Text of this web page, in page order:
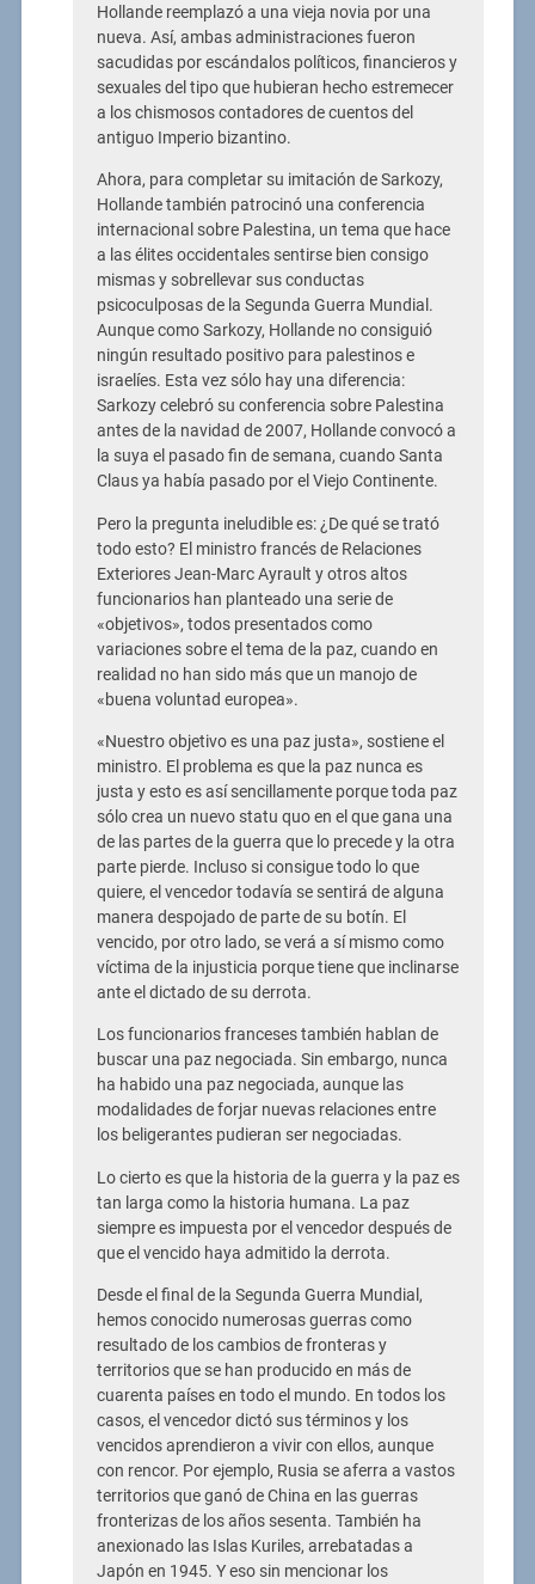
Hollande reemplazó a una vieja novia por una
nueva. Así, ambas administraciones fueron
sacudidas por escándalos políticos, financieros y
sexuales del tipo que hubieran hecho estremecer
a los chismosos contadores de cuentos del
antiguo Imperio bizantino.
Ahora, para completar su imitación de Sarkozy,
Hollande también patrocinó una conferencia
internacional sobre Palestina, un tema que hace
a las élites occidentales sentirse bien consigo
mismas y sobrellevar sus conductas
psicoculposas de la Segunda Guerra Mundial.
Aunque como Sarkozy, Hollande no consiguió
ningún resultado positivo para palestinos e
israelíes. Esta vez sólo hay una diferencia:
Sarkozy celebró su conferencia sobre Palestina
antes de la navidad de 2007, Hollande convocó a
la suya el pasado fin de semana, cuando Santa
Claus ya había pasado por el Viejo Continente.
Pero la pregunta ineludible es: ¿De qué se trató
todo esto? El ministro francés de Relaciones
Exteriores Jean-Marc Ayrault y otros altos
funcionarios han planteado una serie de
«objetivos», todos presentados como
variaciones sobre el tema de la paz, cuando en
realidad no han sido más que un manojo de
«buena voluntad europea».
«Nuestro objetivo es una paz justa», sostiene el
ministro. El problema es que la paz nunca es
justa y esto es así sencillamente porque toda paz
sólo crea un nuevo statu quo en el que gana una
de las partes de la guerra que lo precede y la otra
parte pierde. Incluso si consigue todo lo que
quiere, el vencedor todavía se sentirá de alguna
manera despojado de parte de su botín. El
vencido, por otro lado, se verá a sí mismo como
víctima de la injusticia porque tiene que inclinarse
ante el dictado de su derrota.
Los funcionarios franceses también hablan de
buscar una paz negociada. Sin embargo, nunca
ha habido una paz negociada, aunque las
modalidades de forjar nuevas relaciones entre
los beligerantes pudieran ser negociadas.
Lo cierto es que la historia de la guerra y la paz es
tan larga como la historia humana. La paz
siempre es impuesta por el vencedor después de
que el vencido haya admitido la derrota.
Desde el final de la Segunda Guerra Mundial,
hemos conocido numerosas guerras como
resultado de los cambios de fronteras y
territorios que se han producido en más de
cuarenta países en todo el mundo. En todos los
casos, el vencedor dictó sus términos y los
vencidos aprendieron a vivir con ellos, aunque
con rencor. Por ejemplo, Rusia se aferra a vastos
territorios que ganó de China en las guerras
fronterizas de los años sesenta. También ha
anexionado las Islas Kuriles, arrebatadas a
Japón en 1945. Y eso sin mencionar los